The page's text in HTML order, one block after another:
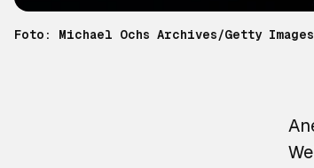
Foto: Michael Ochs Archives/Getty Images